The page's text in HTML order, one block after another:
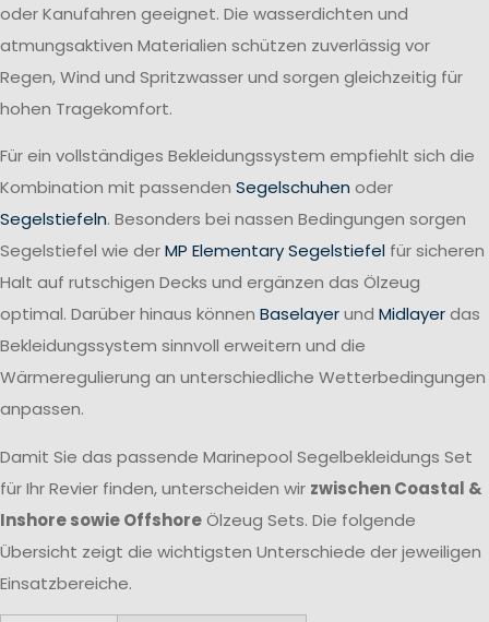
oder Kanufahren geeignet. Die wasserdichten und
atmungsaktiven Materialien schützen zuverlässig vor
Regen, Wind und Spritzwasser und sorgen gleichzeitig für
hohen Tragekomfort.
Für ein vollständiges Bekleidungssystem empfiehlt sich die
Kombination mit passenden Segelschuhen oder
Segelstiefeln. Besonders bei nassen Bedingungen sorgen
Segelstiefel wie derMP Elementary Segelstiefel für sicheren
Halt auf rutschigen Decks und ergänzen das Ölzeug
optimal. Darüber hinaus können Baselayerund Midlayerdas
Bekleidungssystem sinnvoll erweitern und die
Wärmeregulierung an unterschiedliche Wetterbedingungen
anpassen.
Damit Sie das passende Marinepool Segelbekleidungs Set
für Ihr Revier finden, unterscheiden wir zwischen Coastal &
Inshore sowie OffshoreÖlzeug Sets. Die folgende
Übersicht zeigt die wichtigsten Unterschiede der jeweiligen
Einsatzbereiche.